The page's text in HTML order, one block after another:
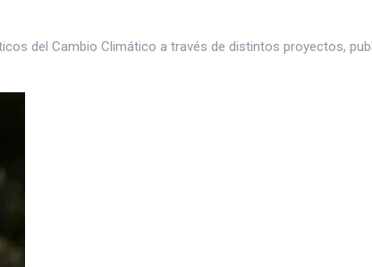
del Cambio Climático a través de distintos proyectos,